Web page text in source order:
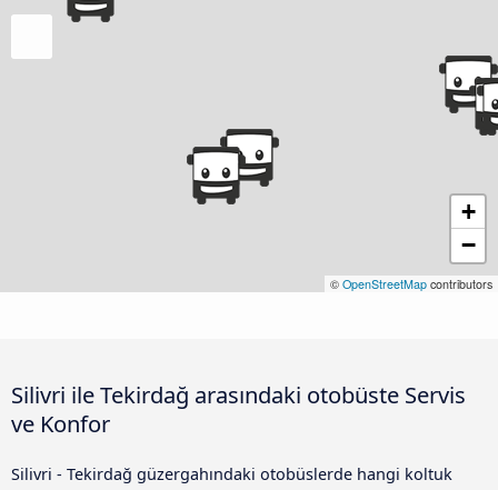
+
−
© OpenStreetMap contributors
Silivri ile Tekirdağ arasındaki otobüste Servis
ve Konfor
Silivri - Tekirdağ güzergahındaki otobüslerde hangi koltuk